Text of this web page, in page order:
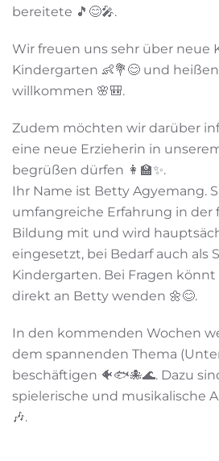
bereitete 🎵😊🎤.
Wir freuen uns sehr über neue
Kindergarten 👶💐😊 und
willkommen 🌸🎒.
Zudem möchten wir darüber
eine neue Erzieherin in
begrüßen dürfen 👩‍🏫✨.
Ihr Name ist Betty Agyemang.
umfangreiche Erfahrung in der
Bildung mit und wird
eingesetzt, bei Bedarf auch als
Kindergarten. Bei Fragen
direkt an Betty wenden 🌼😊.
In den kommenden Wochen
dem spannenden Thema
beschäftigen 🐠🐟🐙🌊. Dazu
spielerische und musikalische
🎶.